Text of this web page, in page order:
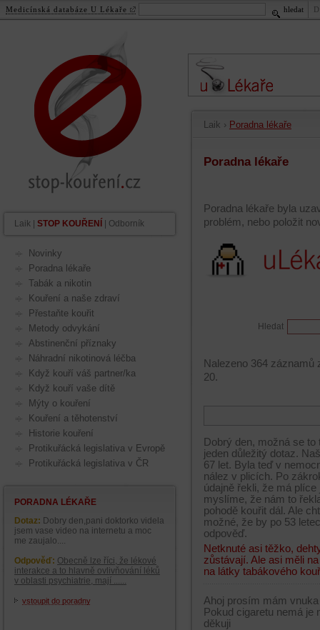
stop-kouření.cz
Laik STOP KOUŘENÍ Odborník
Novinky
Poradna lékaře
Tabák a nikotin
Kouření a naše zdraví
Přestaňte kouřit
Metody odvykání
Abstinenční příznaky
Náhradní nikotinová léčba
Když kouří váš partner/ka
Když kouří vaše dítě
Mýty o kouření
Kouření a těhotenství
Historie kouření
Protikuřácká legislativa v Evropě
Protikuřácká legislativa v ČR
PORADNA LÉKAŘE
Dotaz: Dobry den,pani doktorko videla
jsem vase video na internetu a moc
me zaujalo....
Odpověď: Obecně lze říci, že lékové
interakce a to hlavně ovlivňování léků
v oblasti psychiatrie, mají ......
vstoupit do poradny
Laik › Poradna lékaře
Poradna lékaře
Poradna lékaře byla
problém, nebo položit
Hledat
Nalezeno 364
20.
Dobrý den, možná se
jeden důležitý dotaz.
67 let. Byla teď v
nález v plicích. Po
údajně řekli, že má
myslíme, že nám to
pohodě kouřit dál. Ale
možné, že by po 53
odpověď.
Netknuté asi těžko,
zůstávají. Ale asi měli
na látky tabákového
Ahoj prosím mám
Pokud cigaretu nemá
děkuji
Medicínská databáze U Lékaře hledat